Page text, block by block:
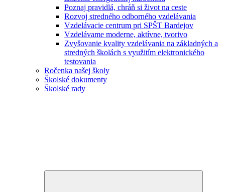
Poznaj pravidlá, chráň si život na ceste
Rozvoj stredného odborného vzdelávania
Vzdelávacie centrum pri SPŠT Bardejov
Vzdelávame moderne, aktívne, tvorivo
Zvyšovanie kvality vzdelávania na základných a
stredných školách s využitím elektronického
testovania
Ročenka našej školy
Školské dokumenty
Školské rady